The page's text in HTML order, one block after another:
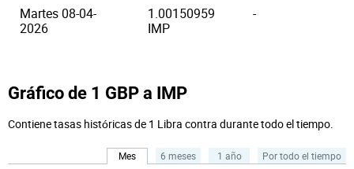
Martes 08-04-
2026
1.00150959
IMP
-
Gráfico de 1 GBP a IMP
Contiene tasas históricas de 1 Libra contra durante todo el tiempo.
Mes 6 meses 1 año Por todo el tiempo